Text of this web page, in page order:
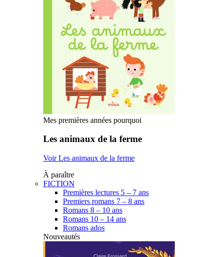
Mes premières années pourquoi
Les animaux de la ferme
Voir Les animaux de la ferme
À paraître
FICTION
Premières lectures 5 – 7 ans
Premiers romans 7 – 8 ans
Romans 8 – 10 ans
Romans 10 – 14 ans
Romans ados
Nouveautés